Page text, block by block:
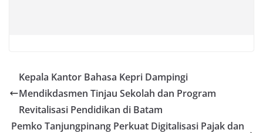
Kepala Kantor Bahasa Kepri Dampingi
Mendikdasmen Tinjau Sekolah dan Program
Revitalisasi Pendidikan di Batam
Pemko Tanjungpinang Perkuat Digitalisasi Pajak dan